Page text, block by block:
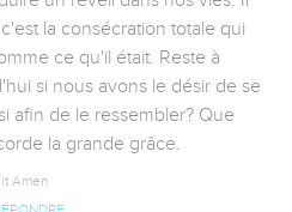
la consécration totale qui
ce qu'il était. Reste à
si nous avons le désir de se
afin de le ressembler? Que
la grande grâce.
Amen